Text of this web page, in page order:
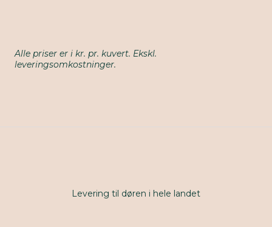
Alle priser er i kr. pr. kuvert. Ekskl.
leveringsomkostninger.
Levering til døren i hele landet